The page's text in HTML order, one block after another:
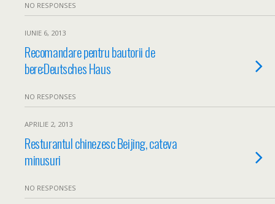
NO RESPONSES
IUNIE 6, 2013
Recomandare pentru bautorii de
bere:Deutsches Haus
NO RESPONSES
APRILIE 2, 2013
Resturantul chinezesc Beijing, cateva
minusuri
NO RESPONSES